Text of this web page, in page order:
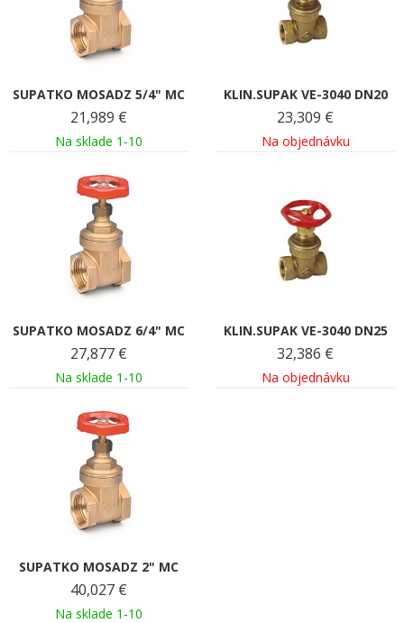
SUPATKO MOSADZ 5/4" MC
21,989 €
Na sklade 1-10
KLIN.SUPAK VE-3040 DN20
23,309 €
Na objednávku
SUPATKO MOSADZ 6/4" MC
27,877 €
Na sklade 1-10
KLIN.SUPAK VE-3040 DN25
32,386 €
Na objednávku
SUPATKO MOSADZ 2" MC
40,027 €
Na sklade 1-10